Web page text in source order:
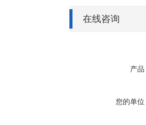
在线咨询
产品
您的单位